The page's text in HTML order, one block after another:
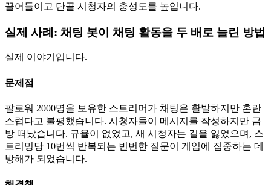
끌어들이고 단골 시청자의 충성도를 높입니다.
실제 사례: 채팅 봇이 채팅 활동을 두 배로 늘린 방법
실제 이야기입니다.
문제점
팔로워 2000명을 보유한 스트리머가 채팅은 활발하지만 혼란
스럽다고 불평했습니다. 시청자들이 메시지를 작성하지만 금
방 떠났습니다. 규율이 없었고, 새 시청자는 길을 잃었으며, 스
트리밍당 10번씩 반복되는 빈번한 질문이 게임에 집중하는 데
방해가 되었습니다.